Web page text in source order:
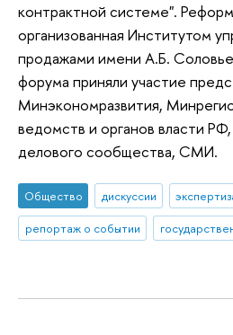
контрактной системе".
организованная Институтом
продажами имени А.Б.
форума приняли участие
Минэкономразвития,
ведомств и органов власти
делового сообщества, СМИ.
Общество дискуссии
репортаж о событии